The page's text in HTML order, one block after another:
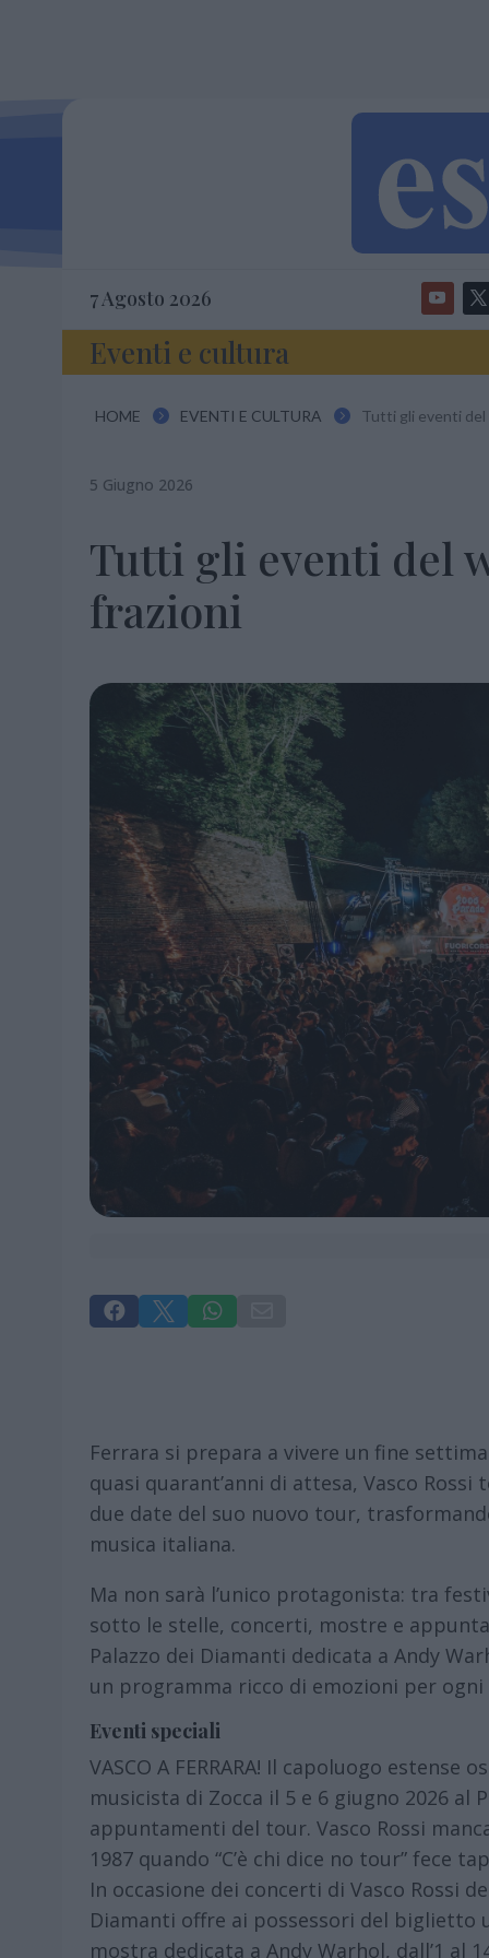
7 Agosto 2026
Eventi e cultura
HOME  EVENTI E CULTURA  Tutti gli eventi del
5 Giugno 2026
Tutti gli eventi del
frazioni
  
Ferrara si prepara a vivere un fine
quasi quarant’anni di attesa, Vasco
due date del suo nuovo tour,
musica italiana.
Ma non sarà l’unico protagonista: tra
sotto le stelle, concerti, mostre e
Palazzo dei Diamanti dedicata a Andy
un programma ricco di emozioni per ogni
Eventi speciali
VASCO A FERRARA! Il capoluogo
musicista di Zocca il 5 e 6 giugno 2026 al
appuntamenti del tour. Vasco Rossi
1987 quando “C’è chi dice no tour” fece
In occasione dei concerti di Vasco Rossi
Diamanti offre ai possessori del
mostra dedicata a Andy Warhol, dall’1 al